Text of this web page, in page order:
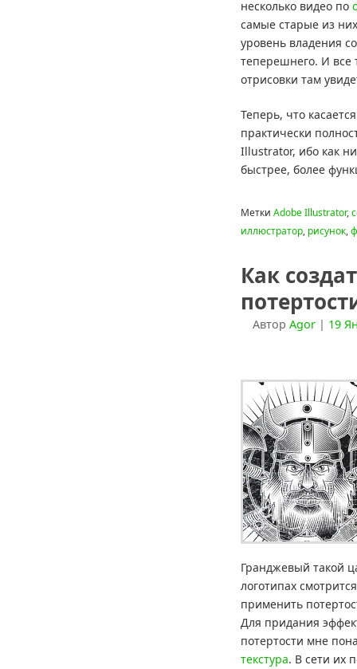
несколько видео по
самые старые из
уровень владения
теперешнего. И
отрисовки там
Теперь, что
практически
Illustrator, ибо как
быстрее, более
Метки Adobe Illustrator,
иллюстратор, рисунок,
Как
Автор Agor | 19
Гранджевый такой
логотипах
применить
Для придания
потертости мне
текстура. В сети их